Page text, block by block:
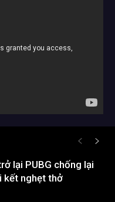
lại PUBG chống lại
kết nghẹt thở